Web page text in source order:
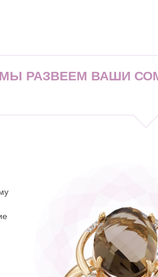
РАЗВЕЕМ ВАШИ